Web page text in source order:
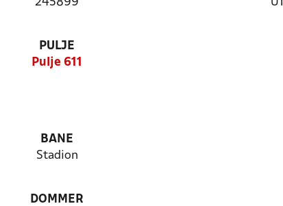
PULJE
Pulje 611
BANE
Stadion
DOMMER